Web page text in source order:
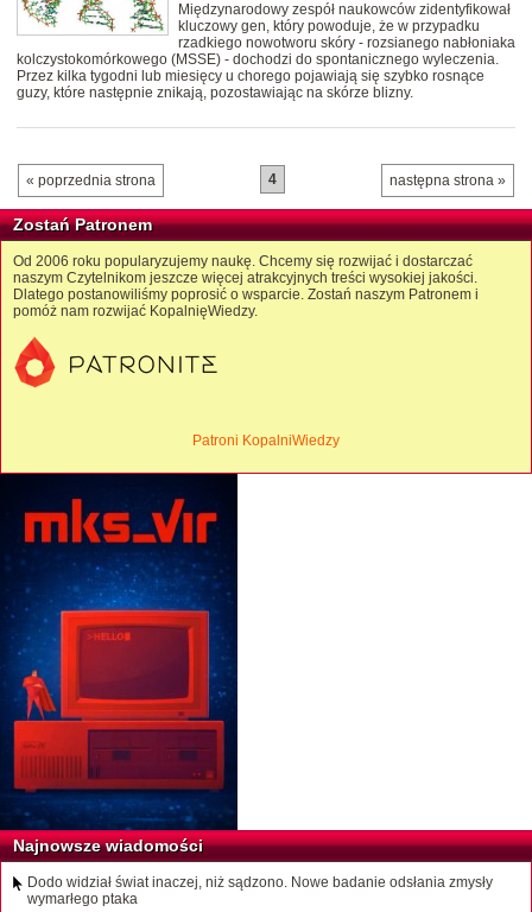
Międzynarodowy zespół naukowców zidentyfikował
kluczowy gen, który powoduje, że w przypadku
rzadkiego nowotworu skóry - rozsianego nabłoniaka
kolczystokomórkowego (MSSE) - dochodzi do spontanicznego wyleczenia.
Przez kilka tygodni lub miesięcy u chorego pojawiają się szybko rosnące
guzy, które następnie znikają, pozostawiając na skórze blizny.
« poprzednia strona następna strona »
4
Zostań Patronem
Od 2006 roku popularyzujemy naukę. Chcemy się rozwijać i dostarczać
naszym Czytelnikom jeszcze więcej atrakcyjnych treści wysokiej jakości.
Dlatego postanowiliśmy poprosić o wsparcie. Zostań naszym Patronem i
pomóż nam rozwijać KopalnięWiedzy.
Patroni KopalniWiedzy
Najnowsze wiadomości
Dodo widział świat inaczej, niż sądzono. Nowe badanie odsłania zmysły
wymarłego ptaka